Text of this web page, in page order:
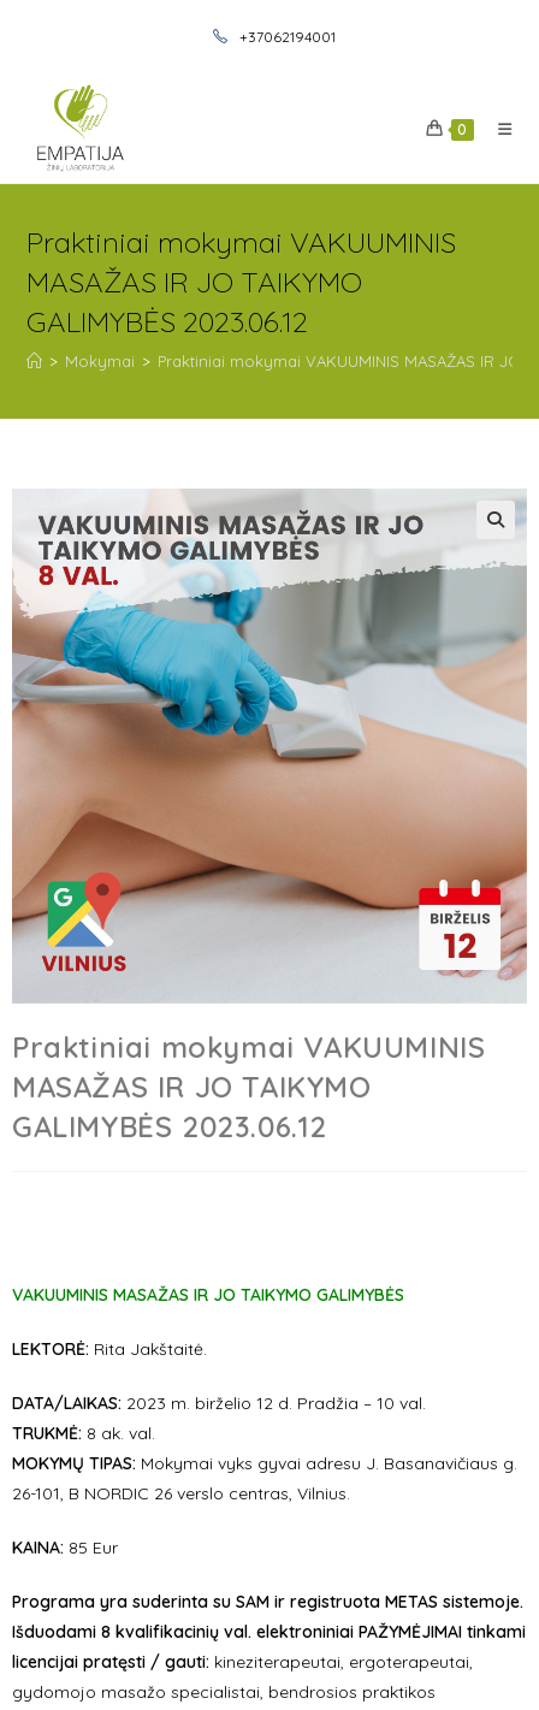
+37062194001
0
Praktiniai mokymai VAKUUMINIS
MASAŽAS IR JO TAIKYMO
GALIMYBĖS 2023.06.12
> Mokymai > Praktiniai mokymai VAKUUMINIS MASAŽAS IR JO
Praktiniai mokymai VAKUUMINIS
MASAŽAS IR JO TAIKYMO
GALIMYBĖS 2023.06.12
VAKUUMINIS MASAŽAS IR JO TAIKYMO GALIMYBĖS
LEKTORĖ: Rita Jakštaitė.
DATA/LAIKAS: 2023 m. birželio 12 d. Pradžia – 10 val.
TRUKMĖ: 8 ak. val.
MOKYMŲ TIPAS: Mokymai vyks gyvai adresu J. Basanavičiaus g.
26-101, B NORDIC 26 verslo centras, Vilnius.
KAINA: 85 Eur
Programa yra suderinta su SAM ir registruota METAS sistemoje.
Išduodami 8 kvalifikacinių val. elektroniniai PAŽYMĖJIMAI tinkami
licencijai pratęsti / gauti: kineziterapeutai, ergoterapeutai,
gydomojo masažo specialistai, bendrosios praktikos